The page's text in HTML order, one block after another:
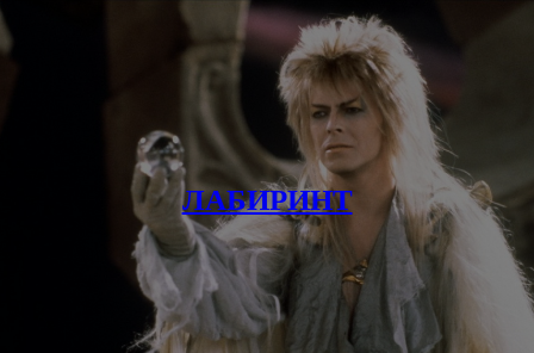
ЛАБИРИНТ